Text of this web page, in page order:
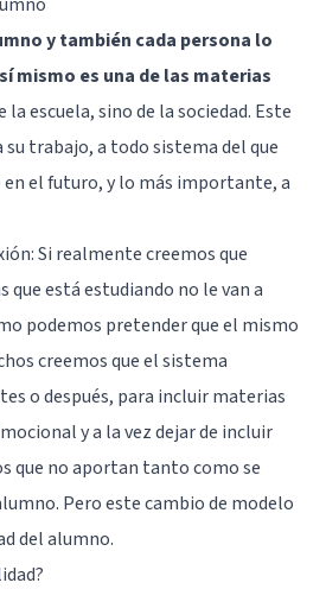
y también cada persona lo
mismo es una de las materias
la escuela, sino de la sociedad. Este
trabajo, a todo sistema del que
el futuro, y lo más importante, a
Si realmente creemos que
que está estudiando no le van a
podemos pretender que el mismo
creemos que el sistema
o después, para incluir materias
y a la vez dejar de incluir
que no aportan tanto como se
Pero este cambio de modelo
del alumno.